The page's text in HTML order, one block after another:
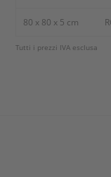
80 x 80 x 5 cm
Tutti i prezzi IVA esclusa